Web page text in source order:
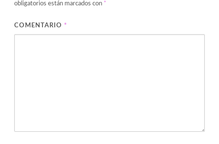
obligatorios están marcados con *
COMENTARIO *